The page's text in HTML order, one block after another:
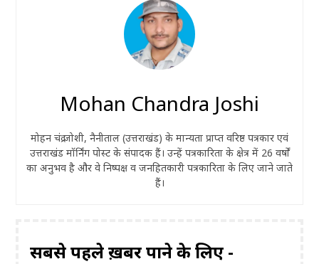
Mohan Chandra Joshi
मोहन चंद्र जोशी, नैनीताल (उत्तराखंड) के मान्यता प्राप्त वरिष्ठ पत्रकार एवं
उत्तराखंड मॉर्निंग पोस्ट के संपादक हैं। उन्हें पत्रकारिता के क्षेत्र में 26 वर्षों
का अनुभव है और वे निष्पक्ष व जनहितकारी पत्रकारिता के लिए जाने जाते
हैं।
सबसे पहले ख़बरें पाने के लिए -